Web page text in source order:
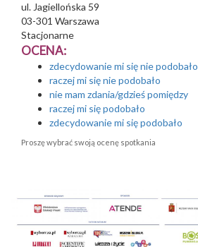
ul. Jagiellońska 59
03-301 Warszawa
Stacjonarne
OCENA:
zdecydowanie mi się nie podobało
raczej mi się nie podobało
nie mam zdania/gdzieś pomiędzy
raczej mi się podobało
zdecydowanie mi się podobało
Proszę wybrać swoją ocenę spotkania